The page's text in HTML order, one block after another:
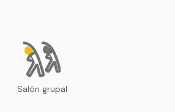
Salón grupal